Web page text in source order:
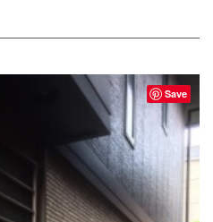
Save